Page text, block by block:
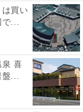
は買い
...
泉 喜
...